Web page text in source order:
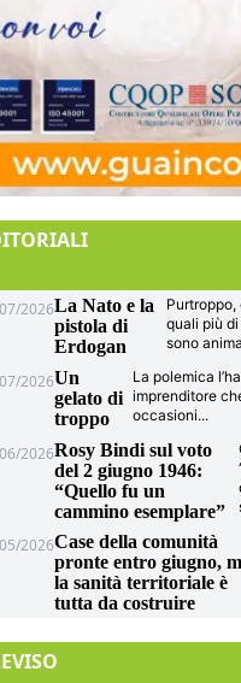
2026La Nato e la
pistola di
Erdogan
quali più
sono
2026Un
gelato di
troppo
La polemica
imprenditore
occasioni...
2026Rosy Bindi sul voto
del 2 giugno 1946:
“Quello fu un
cammino esemplare”
2026Case della comunità
pronte entro giugno,
la sanità territoriale è
tutta da costruire